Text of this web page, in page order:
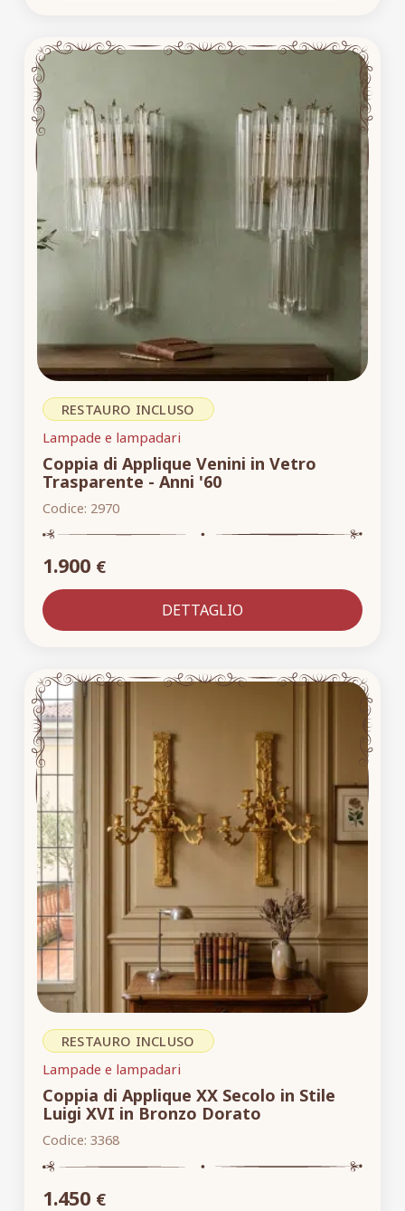
RESTAURO INCLUSO
Lampade e lampadari
Coppia di Applique Venini in Vetro
Trasparente - Anni '60
Codice: 2970
1.900 €
DETTAGLIO
RESTAURO INCLUSO
Lampade e lampadari
Coppia di Applique XX Secolo in Stile
Luigi XVI in Bronzo Dorato
Codice: 3368
1.450 €